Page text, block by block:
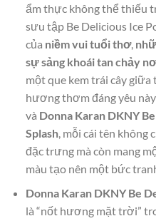
ẩm thực không thể thiếu
sưu tập Be Delicious Ice
của niềm vui tuổi thơ,
sự sảng khoái tan chảy
một que kem trái cây
hương thơm đáng yêu
và Donna Karan DKNY
Splash, mỗi cái tên không
đặc trưng mà còn mang
màu tạo nên một bức
Donna Karan DKNY Be
là “nốt hương mặt trời”